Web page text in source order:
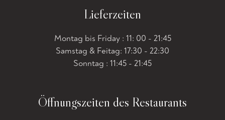
Lieferzeiten
Montag bis Friday : 11: 00 - 21:45
Samstag & Feitag: 17:30 - 22:30
Sonntag : 11:45 - 21:45
Öffnungszeiten des Restaurants